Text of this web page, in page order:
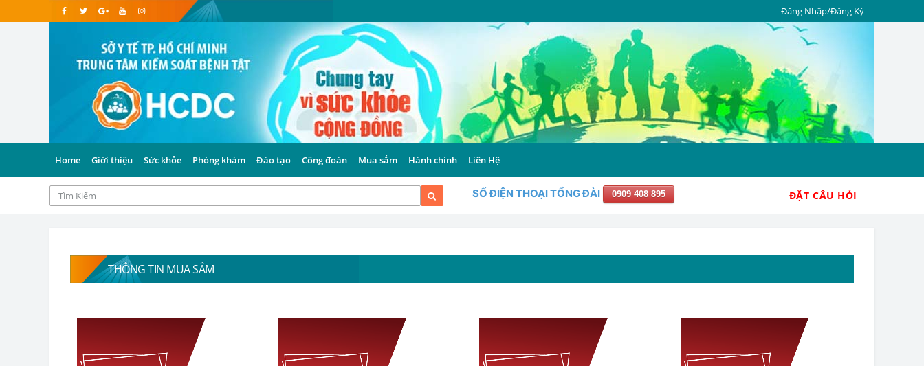
Đăng Nhập/Đăng Ký
Home Giới thiệu Sức khỏe Phòng khám Đào tạo Công đoàn Mua sắm Hành chính Liên Hệ
SỐ ĐIỆN THOẠI TỔNG ĐÀI 0909 408 895 ĐẶT CÂU HỎI
THÔNG TIN MUA SẮM